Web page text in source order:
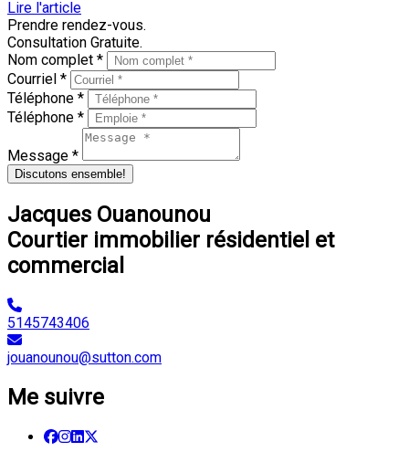
Lire l'article
Prendre rendez-vous.
Consultation Gratuite.
Nom complet *
Courriel *
Téléphone *
Téléphone *
Message *
Discutons ensemble!
Jacques Ouanounou
Courtier immobilier résidentiel et
commercial
5145743406
jouanounou@sutton.com
Me suivre